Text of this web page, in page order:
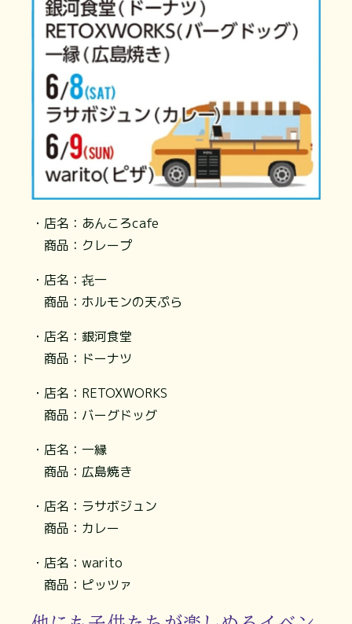
・店名：あんころcafe
商品：クレープ
・店名：㐂一
商品：ホルモンの天ぷら
・店名：銀河食堂
商品：ドーナツ
・店名：RETOXWORKS
商品：バーグドッグ
・店名：一縁
商品：広島焼き
・店名：ラサボジュン
商品：カレー
・店名：warito
商品：ピッツァ